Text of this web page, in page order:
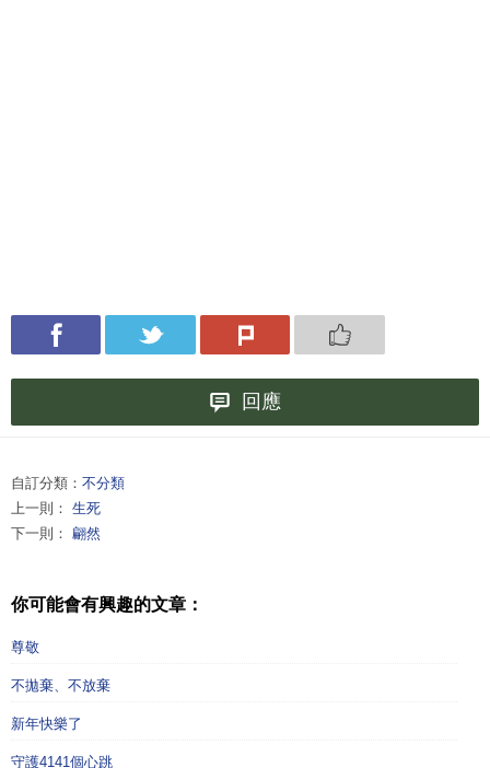
回應
自訂分類： 不分類
上一則： 生死
下一則： 翩然
你可能會有興趣的文章：
尊敬
不拋棄、不放棄
新年快樂了
守護4141個心跳